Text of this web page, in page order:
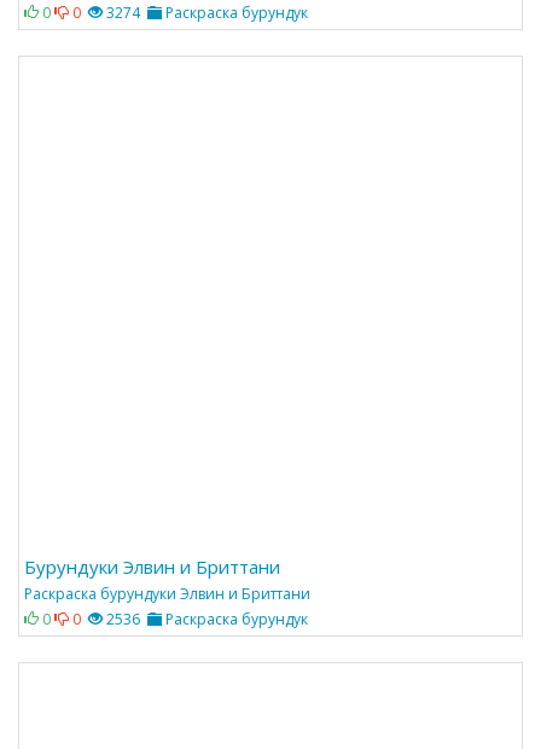
0
0 3274 Раскраска бурундук
Бурундуки Элвин и Бриттани
Раскраска бурундуки Элвин и Бриттани
0
0 2536 Раскраска бурундук